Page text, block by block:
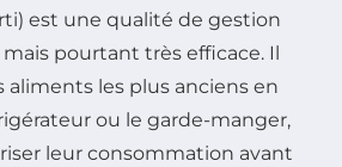
est une qualité de gestion
pourtant très efficace. Il
aliments les plus anciens en
ou le garde-manger,
leur consommation avant